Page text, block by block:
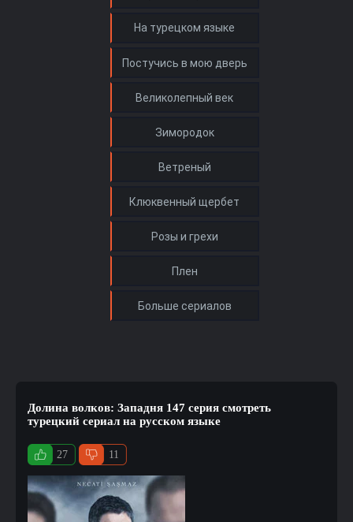
На турецком языке
Долина волков: Западня 147 серия смотреть
турецкий сериал на русском языке
27 11